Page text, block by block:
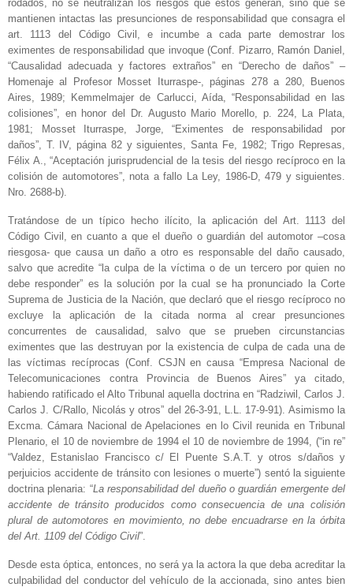
rodados, no se neutralizan los riesgos que éstos generan, sino que se
mantienen intactas las presunciones de responsabilidad que consagra el
art. 1113 del Código Civil, e incumbe a cada parte demostrar los
eximentes de responsabilidad que invoque (Conf. Pizarro, Ramón Daniel,
“Causalidad adecuada y factores extraños” en “Derecho de daños” –
Homenaje al Profesor Mosset Iturraspe-, páginas 278 a 280, Buenos
Aires, 1989; Kemmelmajer de Carlucci, Aída, “Responsabilidad en las
colisiones”, en honor del Dr. Augusto Mario Morello, p. 224, La Plata,
1981; Mosset Iturraspe, Jorge, “Eximentes de responsabilidad por
daños”, T. IV, página 82 y siguientes, Santa Fe, 1982; Trigo Represas,
Félix A., “Aceptación jurisprudencial de la tesis del riesgo recíproco en la
colisión de automotores”, nota a fallo La Ley, 1986-D, 479 y siguientes.
Nro. 2688-b).
Tratándose de un típico hecho ilícito, la aplicación del Art. 1113 del
Código Civil, en cuanto a que el dueño o guardián del automotor –cosa
riesgosa- que causa un daño a otro es responsable del daño causado,
salvo que acredite “la culpa de la víctima o de un tercero por quien no
debe responder” es la solución por la cual se ha pronunciado la Corte
Suprema de Justicia de la Nación, que declaró que el riesgo recíproco no
excluye la aplicación de la citada norma al crear presunciones
concurrentes de causalidad, salvo que se prueben circunstancias
eximentes que las destruyan por la existencia de culpa de cada una de
las víctimas recíprocas (Conf. CSJN en causa “Empresa Nacional de
Telecomunicaciones contra Provincia de Buenos Aires” ya citado,
habiendo ratificado el Alto Tribunal aquella doctrina en “Radziwil, Carlos J.
Carlos J. C/Rallo, Nicolás y otros” del 26-3-91, L.L. 17-9-91). Asimismo la
Excma. Cámara Nacional de Apelaciones en lo Civil reunida en Tribunal
Plenario, el 10 de noviembre de 1994 el 10 de noviembre de 1994, (“in re”
“Valdez, Estanislao Francisco c/ El Puente S.A.T. y otros s/daños y
perjuicios accidente de tránsito con lesiones o muerte”) sentó la siguiente
doctrina plenaria: “La responsabilidad del dueño o guardián emergente del
accidente de tránsito producidos como consecuencia de una colisión
plural de automotores en movimiento, no debe encuadrarse en la órbita
del Art. 1109 del Código Civil”.
Desde esta óptica, entonces, no será ya la actora la que deba acreditar la
culpabilidad del conductor del vehículo de la accionada, sino antes bien